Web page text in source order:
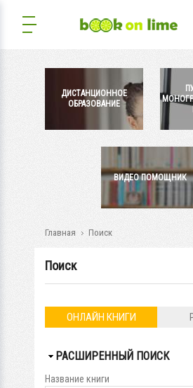
ДИСТАНЦИОННОЕ
ОБРАЗОВАНИЕ
ВИДЕО ПОМОЩНИК
Главная Поиск
Поиск
ОНЛАЙН КНИГИ
СКРЫТЬ
РАСШИРЕННЫЙ ПОИСК
Название книги